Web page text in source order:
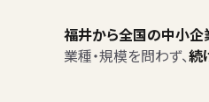
福井から全国の中小企
業種・規模を問わず、続